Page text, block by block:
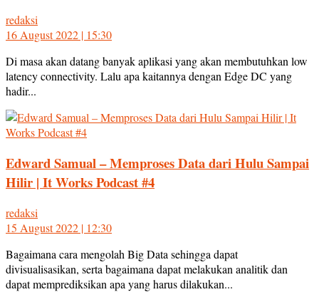
redaksi
16 August 2022 | 15:30
Di masa akan datang banyak aplikasi yang akan membutuhkan low
latency connectivity. Lalu apa kaitannya dengan Edge DC yang
hadir...
Edward Samual – Memproses Data dari Hulu Sampai
Hilir | It Works Podcast #4
redaksi
15 August 2022 | 12:30
Bagaimana cara mengolah Big Data sehingga dapat
divisualisasikan, serta bagaimana dapat melakukan analitik dan
dapat memprediksikan apa yang harus dilakukan...